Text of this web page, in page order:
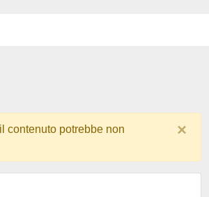
contenuto potrebbe non
×